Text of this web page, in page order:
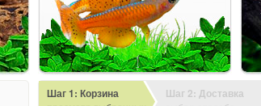
Шаг 1: Корзина Шаг 2: Доставка